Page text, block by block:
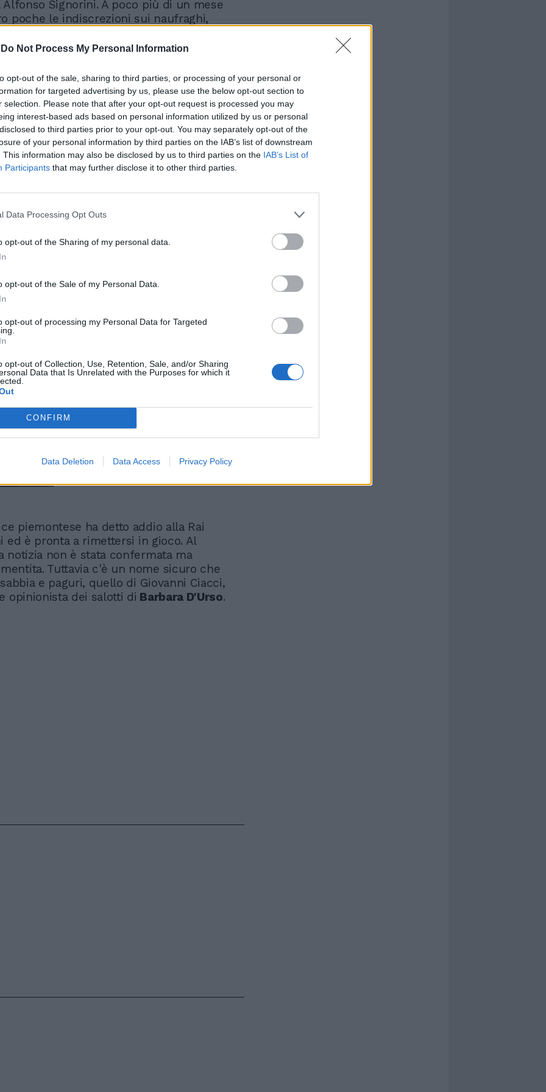
Do Not Process My Personal Information
opt-out of the sale, sharing to third parties, or processing of your personal or
for targeted advertising by us, please use the below opt-out section to
selection. Please note that after your opt-out request is processed you may
interest-based ads based on personal information utilized by us or personal
to third parties prior to your opt-out. You may separately opt-out of the
of your personal information by third parties on the IAB’s list of downstream
This information may also be disclosed by us to third parties on the IAB’s List of
Participants that may further disclose it to other third parties.
Data Processing Opt Outs
opt-out of the Sharing of my personal data.
opt-out of the Sale of my Personal Data.
opt-out of processing my Personal Data for Targeted
opt-out of Collection, Use, Retention, Sale, and/or Sharing
Data that Is Unrelated with the Purposes for which it
CONFIRM
Data Deletion Data Access Privacy Policy
Signorini. A poco più di un mese
poche le indiscrezioni sui naufraghi,
Il Cantante Mascherato?
Clamoroso botta e
risposta con la Balivo:
massacrata
Patrizia Rossetti, che lo ha ufficializzato
Instagram, è arrivato anche il rifiuto di
Amici e personal trainer del piccolo
è giallo sulla presenza di
sempre di "TvBlog").
caso hot al GF Vip e
scatta la censura
piemontese ha detto addio alla Rai
ed è pronta a rimettersi in gioco. Al
notizia non è stata confermata ma
Tuttavia c'è un nome sicuro che
e paguri, quello di Giovanni Ciacci,
opinionista dei salotti di Barbara D'Urso.